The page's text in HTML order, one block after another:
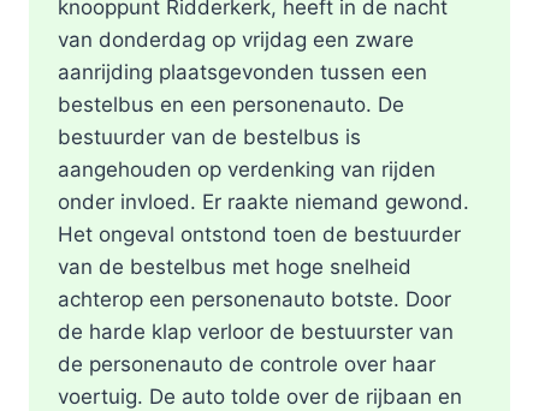
knooppunt Ridderkerk, heeft in de nacht
van donderdag op vrijdag een zware
aanrijding plaatsgevonden tussen een
bestelbus en een personenauto. De
bestuurder van de bestelbus is
aangehouden op verdenking van rijden
onder invloed. Er raakte niemand gewond.
Het ongeval ontstond toen de bestuurder
van de bestelbus met hoge snelheid
achterop een personenauto botste. Door
de harde klap verloor de bestuurster van
de personenauto de controle over haar
voertuig. De auto tolde over de rijbaan en